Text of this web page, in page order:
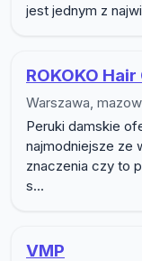
jest jednym z
ROKOKO
Warszawa,
Peruki damskie
najmodniejsze ze
znaczenia czy to
s...
VMP